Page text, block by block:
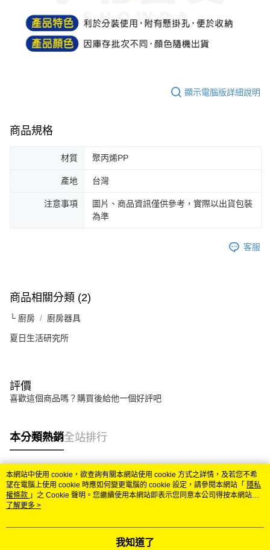
購買商品的店家。未經商家同意取消之訂單仍視為有效，需透過AFTEE先享
後付繳納相關費用。
※ 交易是否成功請以「AFTEE先享後付 」之結帳頁面顯示為準，若有關於
是否繳費成功／繳費後需取消欲退款等相關疑問，請聯繫「AFTEE先享後付
１．透過由恩沛科技股份有限公司提供之「AFTEE先享後付」服務完成之交
２．關於個人資料處理事宜，請瀏覽以下網址：
https://aftee.tw/terms/#terms3
「AFTEE先享後付」，若未經同意申辦者引起之損失，本公司不負相關責
４．使用「AFTEE先享後付」時，將依據個別帳號之用戶狀況，依本公司即
請求用戶進行身份認證。
５．嚴禁一人註冊多個帳號或使用他人資訊註冊。若發現惡意使用之情形，
恩沛科技股份有限公司將有權停止該用戶之使用額度並採取法律行動。
每筆NT$60，滿NT$599(含以上)免運費
付款後7-11取貨
顯示電腦版詳細說明
商品規格
材質 聚丙烯PP
產地 台灣
注意事項
圖片、商品資訊僅供參考，實際以出貨包裝
為準
客服
商品相關分類 (2)
└ 廚房 廚房器具
夏日生活研究所
評價
喜歡這個商品嗎？購買後給他一個好評吧
本分類熱銷全站排行
熱門標籤
本網站中使用 cookie，欲查詢有關本網站使用 cookie 方式之詳情，及若您不希
望在電腦上使用 cookie 時應如何變更電腦的 cookie 設定，請參閱本網站「 隱私
權條款 」之 Cookie 聲明。您繼續使用本網站即表示您同意本公司得按本網站使
用條款之 Cookie 聲明使用 cookie。
了解更多 >
我知道了